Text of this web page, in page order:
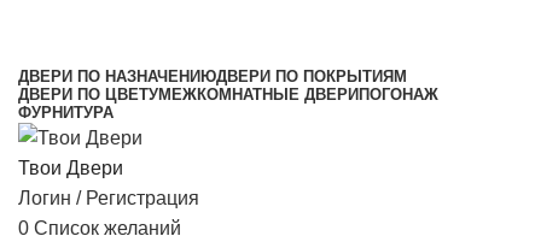
ДВЕРИ ПО НАЗНАЧЕНИЮДВЕРИ ПО ПОКРЫТИЯМ
ДВЕРИ ПО ЦВЕТУМЕЖКОМНАТНЫЕ ДВЕРИ ПОГОНАЖ
ФУРНИТУРА
Твои Двери
Логин / Регистрация
0 Список желаний